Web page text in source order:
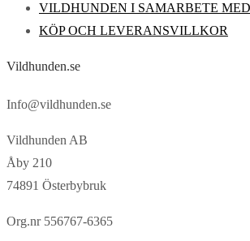
VILDHUNDEN I SAMARBETE
KÖP OCH LEVERANSVILLKOR
Vildhunden.se
Info@vildhunden.se
Vildhunden AB
Åby 210
74891 Österbybruk
Org.nr 556767-6365